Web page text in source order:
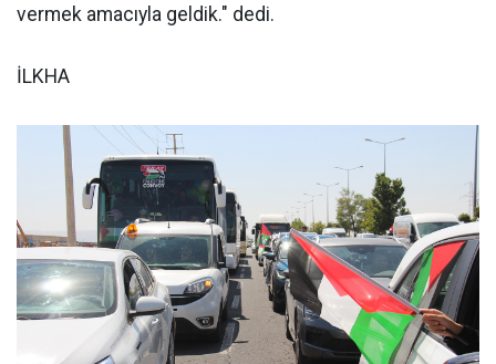
vermek amacıyla geldik." dedi.
İLKHA